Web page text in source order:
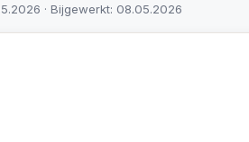
· Bijgewerkt: 08.05.2026